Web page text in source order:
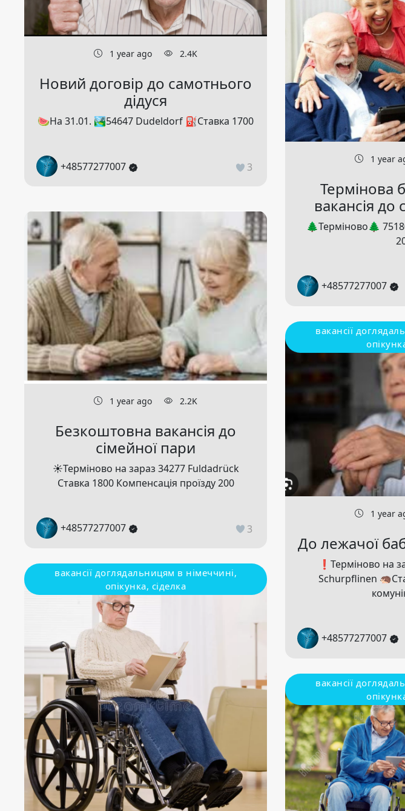
1 year ago 2.4K
Новий договір до самотнього
дідуся
🍉На 31.01. 🏞54647 Dudeldorf ⛽️Ставка 1700
+48577277007 3
1 year ago 2.2K
Безкоштовна вакансія до
сімейної пари
☀️Терміново на зараз 34277 Fuldadrück
Ставка 1800 Компенсація проїзду 200
+48577277007 3
вакансії доглядальницям в німеччині,
опікунка, сіделка
1 year
Термінова
вакансія до
🌲Терміново🌲
+48577277007
вакансії
1 year
До лежачої
❗️Терміново на
Schurpflinen
+48577277007
вакансії